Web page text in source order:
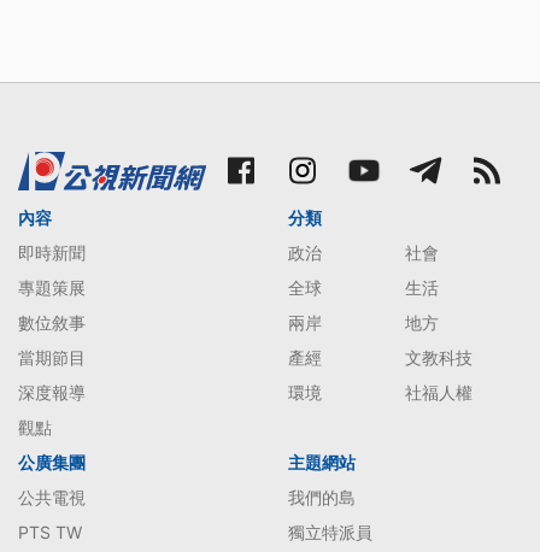
內容
即時新聞
專題策展
數位敘事
當期節目
深度報導
觀點
分類
政治
社會
全球
生活
兩岸
地方
產經
文教科技
環境
社福人權
公廣集團
公共電視
PTS TW
主題網站
我們的島
獨立特派員